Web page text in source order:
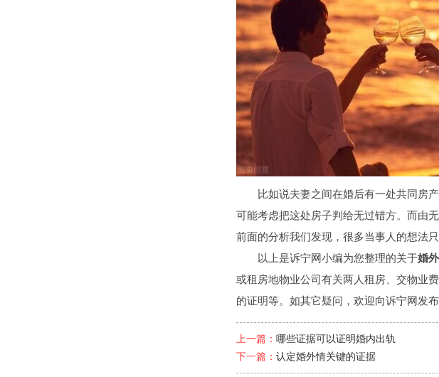
比如说夫妻之间在婚后有一处共同房产
可能考虑把这处房子判给无过错方。而由
前面的分析我们发现，很多当事人的想法
以上是诉宁网小编为您整理的关于婚
或租房地物业公司有关两人租房、交物业
的证明等。如其它疑问，欢迎向诉宁网发
上一篇： 哪些证据可以证明婚内出轨
下一篇： 认定婚外情关键的证据